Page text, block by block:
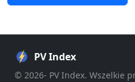
PV Index
© 2026- PV Index. Wszelkie